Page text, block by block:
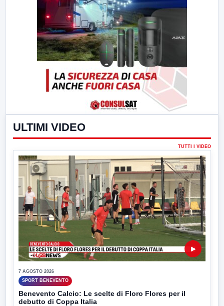
ULTIMI VIDEO
TUTTI I VIDEO
▶
7 AGOSTO 2026
SPORT BENEVENTO
Benevento Calcio: Le scelte di Floro Flores per il
debutto di Coppa Italia